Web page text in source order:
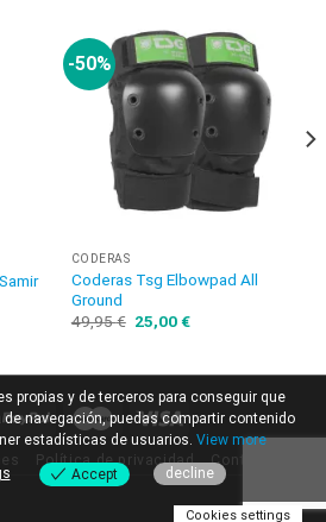
-50%
CODERAS
Coderas Tsg Elbowpad All
Ground
49,95€ 25,00€
Política de privacidad Contacto
propias y de terceros para conseguir que
navegación, puedas compartir contenido
estadísticas de usuarios. View more
Accept decline
Cookies settings